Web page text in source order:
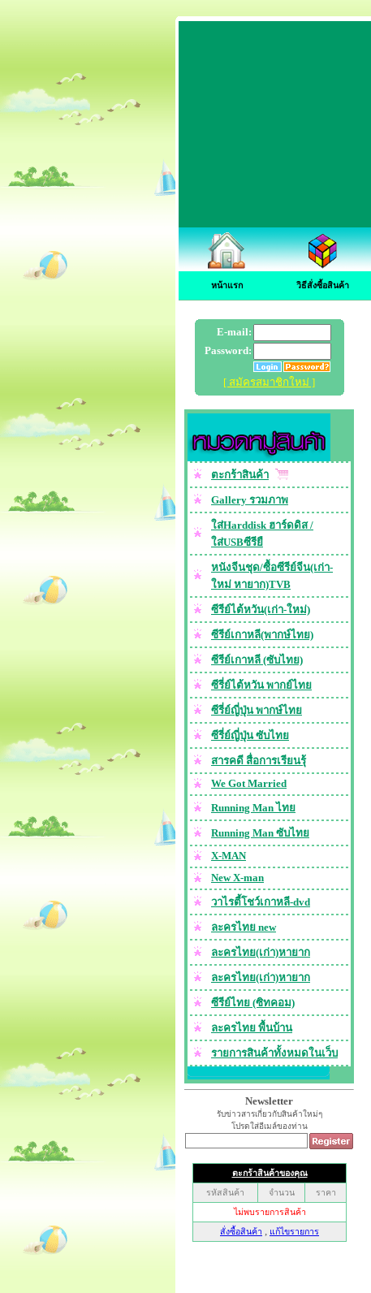
หน้าแรก วิธีสั่งซื้อสินค้า
E-mail:
Password:
[ สมัครสมาชิกใหม่ ]
ตะกร้าสินค้า
Gallery รวมภาพ
ใส่Harddisk ฮาร์ดดิส /
ใส่USBซีรียื
หนังจีนชุด/ซื้อซีรีย์จีน(เก่า-
ใหม่ หายาก)TVB
ซีรีย์ไต้หวัน(เก่า-ใหม่)
ซีรีย์เกาหลี(พากษ์ไทย)
ซีรีย์เกาหลี (ซับไทย)
ซีรี่ย์ไต้หวัน พากย์ไทย
ซีรี่ย์ญี่ปุ่น พากษ์ไทย
ซีรี่ย์ญี่ปุ่น ซับไทย
สารคดี สื่อการเรียนรุ้
We Got Married
Running Man ไทย
Running Man ซับไทย
X-MAN
New X-man
วาไรตี้โชว์เกาหลี-dvd
ละครไทย new
ละครไทย(เก่า)หายาก
ละครไทย(เก่า)หายาก
ซีรีย์ไทย (ซิทคอม)
ละครไทย พื้นบ้าน
รายการสินค้าทั้งหมดในเว็บ
Newsletter
รับข่าวสารเกี่ยวกับสินค้าใหม่ๆ
โปรดใส่อีเมล์ของท่าน